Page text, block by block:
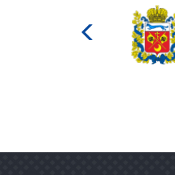
Министерство
культуры
Российской